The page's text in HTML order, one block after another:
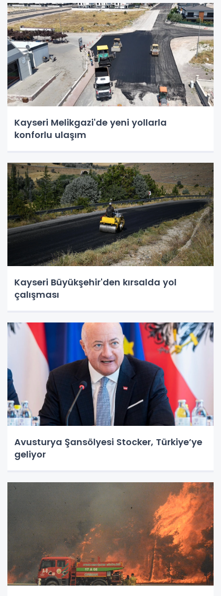
Kayseri Melikgazi'de yeni yollarla
konforlu ulaşım
Kayseri Büyükşehir'den kırsalda yol
çalışması
Avusturya Şansölyesi Stocker, Türkiye’ye
geliyor